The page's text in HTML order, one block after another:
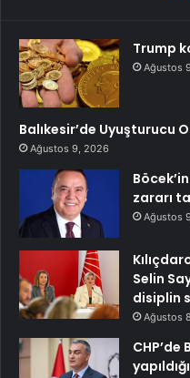
Trump
Ağustos
Balıkesir’de Uyuşturucu
Ağustos 9, 2026
zararı
Ağustos
Selin
disiplin
Ağustos